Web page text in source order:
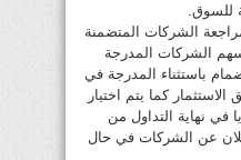
للسوق.
الشركات المتضمنة
15) لكافة اسهم الشركات المدرجة
باستثناء المدرجة في
كما يتم اختيار
نهاية التداول من
عن الشركات في حال